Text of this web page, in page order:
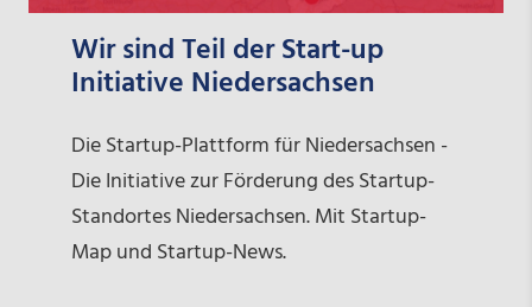
Wir sind Teil der Start-up
Initiative Niedersachsen
Die Startup-Plattform für Niedersachsen -
Die Initiative zur Förderung des Startup​-
Standortes Niedersachsen. Mit Startup-
Map und Startup-News.